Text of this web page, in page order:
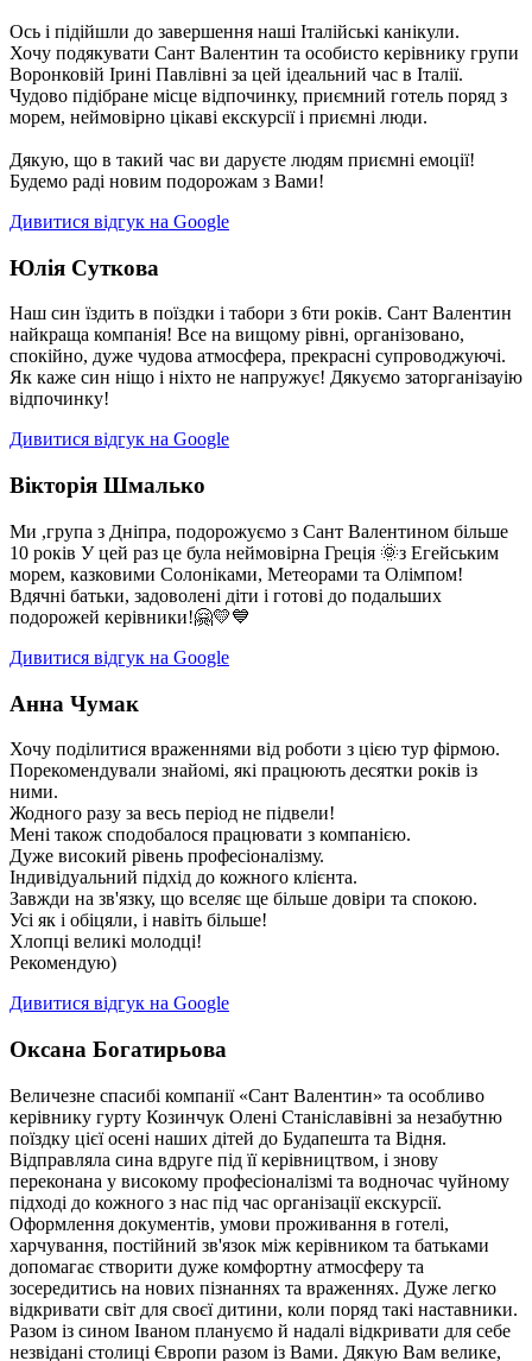
Ось і підійшли до завершення наші Італійські канікули.
Хочу подякувати Сант Валентин та особисто керівнику групи
Воронковій Ірині Павлівні за цей ідеальний час в Італії.
Чудово підібране місце відпочинку, приємний готель поряд з
морем, неймовірно цікаві екскурсії і приємні люди.
Дякую, що в такий час ви даруєте людям приємні емоції!
Будемо раді новим подорожам з Вами!
Дивитися відгук на Google
Юлія Суткова
Наш син їздить в поїздки і табори з 6ти років. Сант Валентин
найкраща компанія! Все на вищому рівні, організовано,
спокійно, дуже чудова атмосфера, прекрасні супроводжуючі.
Як каже син ніщо і ніхто не напружує! Дякуємо заторганізауію
відпочинку!
Дивитися відгук на Google
Вікторія Шмалько
Ми ,група з Дніпра, подорожуємо з Сант Валентином більше
10 років У цей раз це була неймовірна Греція 🌞з Егейським
морем, казковими Солоніками, Метеорами та Олімпом!
Вдячні батьки, задоволені діти і готові до подальших
подорожей керівники!🤗💛💙
Дивитися відгук на Google
Анна Чумак
Хочу поділитися враженнями від роботи з цією тур фірмою.
Порекомендували знайомі, які працюють десятки років із
ними.
Жодного разу за весь період не підвели!
Мені також сподобалося працювати з компанією.
Дуже високий рівень професіоналізму.
Індивідуальний підхід до кожного клієнта.
Завжди на зв'язку, що вселяє ще більше довіри та спокою.
Усі як і обіцяли, і навіть більше!
Хлопці великі молодці!
Рекомендую)
Дивитися відгук на Google
Оксана Богатирьова
Величезне спасибі компанії «Сант Валентин» та особливо
керівнику гурту Козинчук Олені Станіславівні за незабутню
поїздку цієї осені наших дітей до Будапешта та Відня.
Відправляла сина вдруге під її керівництвом, і знову
переконана у високому професіоналізмі та водночас чуйному
підході до кожного з нас під час організації екскурсії.
Оформлення документів, умови проживання в готелі,
харчування, постійний зв'язок між керівником та батьками
допомагає створити дуже комфортну атмосферу та
зосередитись на нових пізнаннях та враженнях. Дуже легко
відкривати світ для своєї дитини, коли поряд такі наставники.
Разом із сином Іваном плануємо й надалі відкривати для себе
незвідані столиці Європи разом із Вами. Дякую Вам велике,